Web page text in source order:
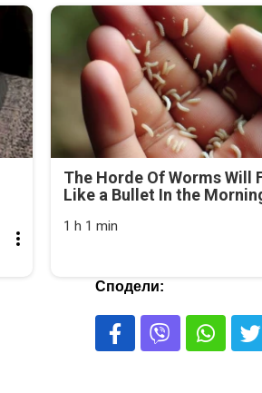
The Horde Of Worms Will
Like a Bullet In the
1 h 1 min
Сподели: